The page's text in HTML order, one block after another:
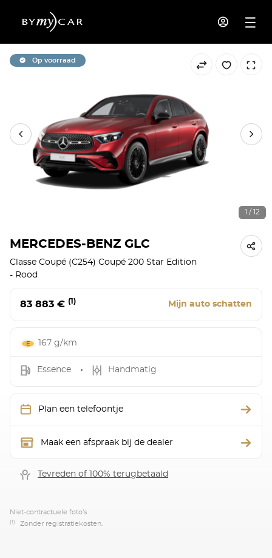
Op voorraad
1 / 12
MERCEDES-BENZ GLC
Classe Coupé (C254) Coupé 200 Star Edition
- Rood
83 883 € (1) Mijn auto schatten
167 g/km
Essence Handmatig
Plan een telefoontje
Maak een afspraak bij de dealer
Tevreden of 100% terugbetaald
Niet-contractuele foto’s
(1) Zonder registratiekosten.